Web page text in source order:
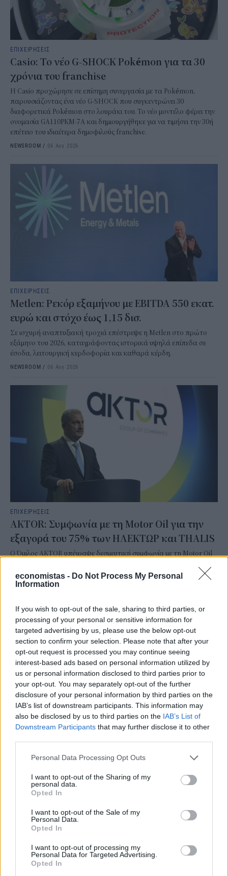
economistas - Do Not Process My Personal
Information
If you wish to opt-out of the sale, sharing to third parties, or
processing of your personal or sensitive information for
targeted advertising by us, please use the below opt-out
section to confirm your selection. Please note that after your
opt-out request is processed you may continue seeing
interest-based ads based on personal information utilized by
us or personal information disclosed to third parties prior to
your opt-out. You may separately opt-out of the further
disclosure of your personal information by third parties on the
IAB’s list of downstream participants. This information may
also be disclosed by us to third parties on the IAB’s List of
Downstream Participants that may further disclose it to other
Personal Data Processing Opt Outs
I want to opt-out of the Sharing of my
personal data.
Opted In
I want to opt-out of the Sale of my
Personal Data.
Opted In
I want to opt-out of processing my
Personal Data for Targeted Advertising.
Opted In
ΕΠΙΧΕΙΡΗΣΕΙΣ
Casio: Το νέο G-SHOCK Pokémon για τα 30
χρόνια του franchise
Η Casio προχώρησε σε επίσημη συνεργασία με τα Pokémon,
παρουσιάζοντας ένα νέο G-SHOCK που συγκεντρώνει 30
διαφορετικά Pokémon στο λουράκι του. Το νέο μοντέλο φέρει την
ονομασία GA110PKM-7A και δημιουργήθηκε για να τιμήσει την 30ή
επέτειο του ιδιαίτερα δημοφιλούς franchise.
NEWSROOM / 06 Αυγ 2026
ΕΠΙΧΕΙΡΗΣΕΙΣ
Metlen: Ρεκόρ εξαμήνου με EBITDA 550 εκατ.
ευρώ και στόχο έως 1,15 δισ.
Σε ισχυρή αναπτυξιακή τροχιά επέστρεψε η Metlen στο πρώτο
εξάμηνο του 2026, καταγράφοντας ιστορικά υψηλά επίπεδα σε
έσοδα, λειτουργική κερδοφορία και καθαρά κέρδη.
NEWSROOM / 06 Αυγ 2026
ΕΠΙΧΕΙΡΗΣΕΙΣ
AKTOR: Συμφωνία με τη Motor Oil για την
εξαγορά του 75% των ΗΛΕΚΤΩΡ και THALIS
Ο Όμιλος AKTOR υπέγραψε δεσμευτική συμφωνία με τη Motor Oil
THALIS, ενισχύοντας τις δραστηριότητες του Ομίλου στην κυκλική
οικονομία και τον κύκλο του νερού.
ΕΠΙΧΕΙΡΗΣΕΙΣ
Τι είναι το «φαινόμενο του κραγιόν» στο
Έχετε νιώσει ποτέ την ανάγκη να αγοράσετε κάτι μόνο και μόνο για
να αισθανθείτε καλύτερα; Αν ναι, δεν είστε οι μόνοι. Το «φαινόμενο
καταναλωτών να στρέφονται σε μικρές και σχετικά προσιτές
αγορές, όπως τα καλλυντικά, σε περιόδους έντονης οικονομικής ή
NEWSROOM/05 Αυγ 2026